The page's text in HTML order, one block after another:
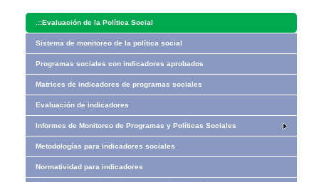
.::Evaluación de la Política Social
Sistema de monitoreo de la política social
Programas sociales con indicadores aprobados
Matrices de indicadores de programas sociales
Evaluación de indicadores
Informes de Monitoreo de Programas y Políticas Sociales
Metodologías para indicadores sociales
Normatividad para indicadores